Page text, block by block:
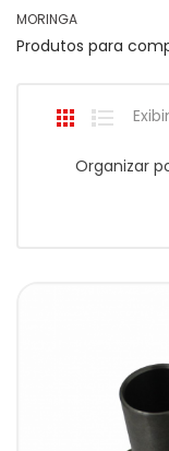
MORINGA
Produtos para
Organizar